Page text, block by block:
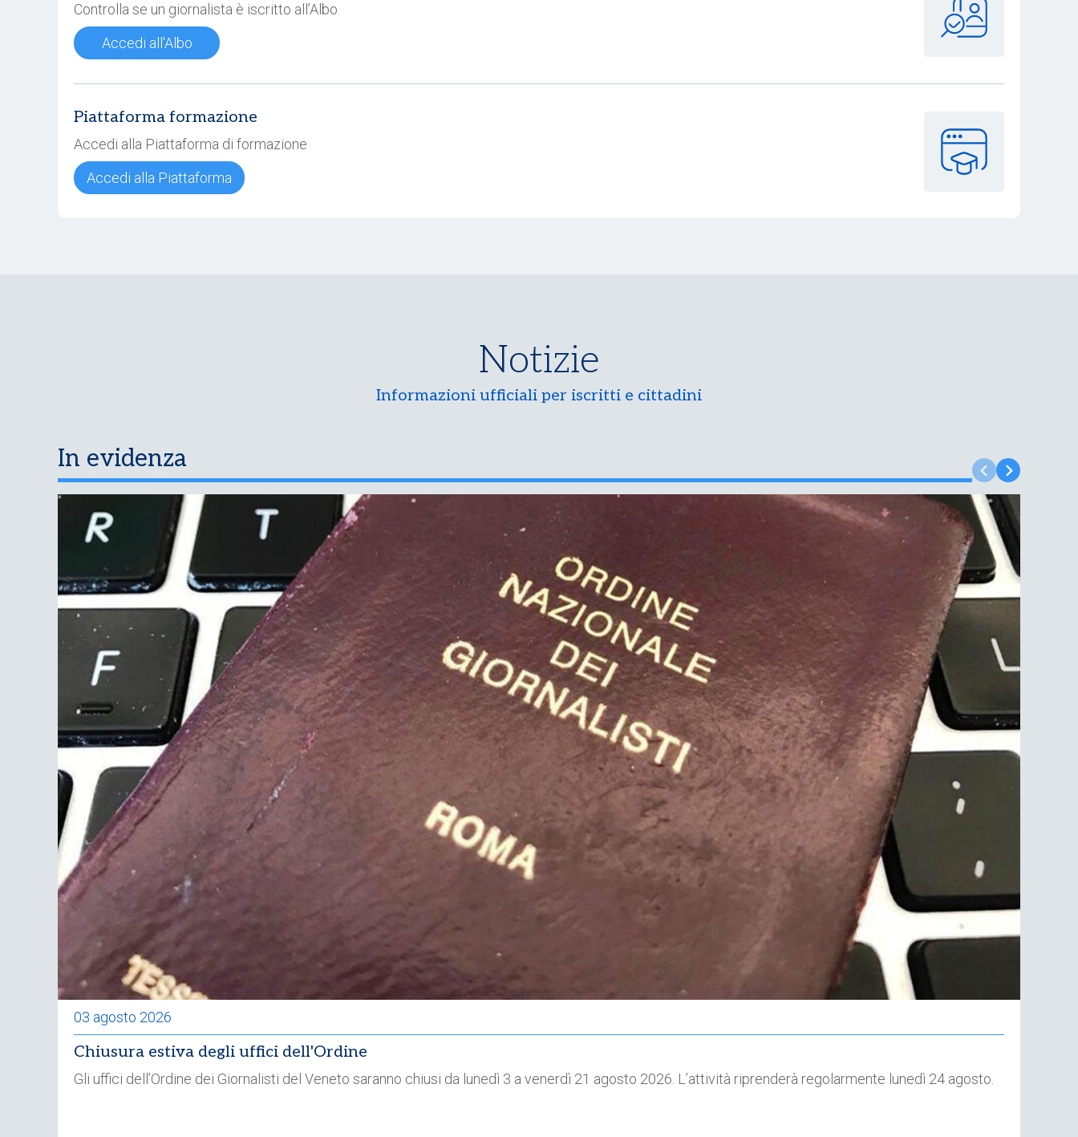
Controlla se un giornalista è iscritto all’Albo
Accedi all'Albo
Piattaforma formazione
Accedi alla Piattaforma di formazione
Accedi alla Piattaforma
Notizie
Informazioni ufficiali per iscritti e cittadini
In evidenza
03 agosto 2026
Chiusura estiva degli uffici dell'Ordine
Gli uffici dell’Ordine dei Giornalisti del Veneto saranno chiusi da lunedì 3 a venerdì 21 agosto 2026. L’attività riprenderà regolarmente lunedì 24 agosto.